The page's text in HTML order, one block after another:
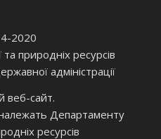
2020
природніх ресурсів
адміністрації
веб-сайт.
Департаменту
ресурсів